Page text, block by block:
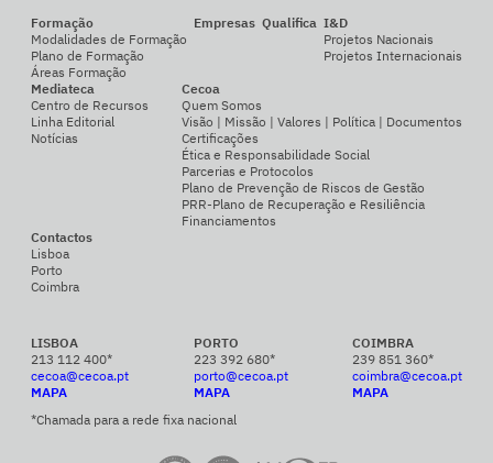
Formação
Modalidades de Formação
Plano de Formação
Áreas Formação
Empresas Qualifica I&D
Projetos Nacionais
Projetos Internacionais
Mediateca
Centro de Recursos
Linha Editorial
Notícias
Cecoa
Quem Somos
Visão | Missão | Valores | Política | Documentos
Certificações
Ética e Responsabilidade Social
Parcerias e Protocolos
Plano de Prevenção de Riscos de Gestão
PRR-Plano de Recuperação e Resiliência
Financiamentos
Contactos
Lisboa
Porto
Coimbra
LISBOA
213 112 400*
cecoa@cecoa.pt
MAPA
PORTO
223 392 680*
porto@cecoa.pt
MAPA
COIMBRA
239 851 360*
coimbra@cecoa.pt
MAPA
*Chamada para a rede fixa nacional